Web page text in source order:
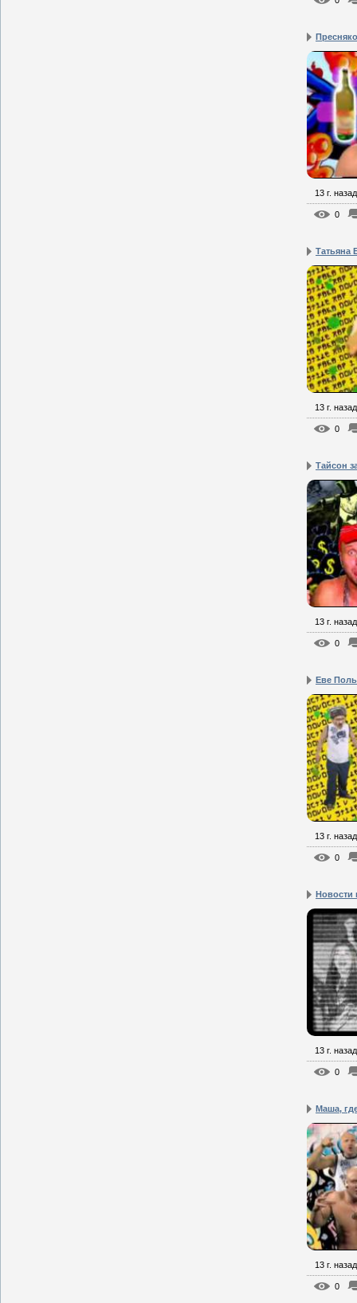
13 г. назад
0
Татьяна
13 г. назад
0
Тайсон
13 г. назад
0
Еве
13 г. назад
0
Новости
13 г. назад
0
Маша,
13 г. назад
0